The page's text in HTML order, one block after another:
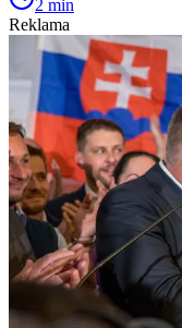
2 min
Reklama